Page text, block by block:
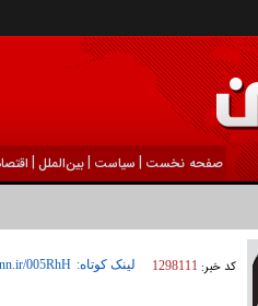
صفحه نخست | سیاست |بين‌الملل |
کد خبر: 1298111 لینک کوتاه: